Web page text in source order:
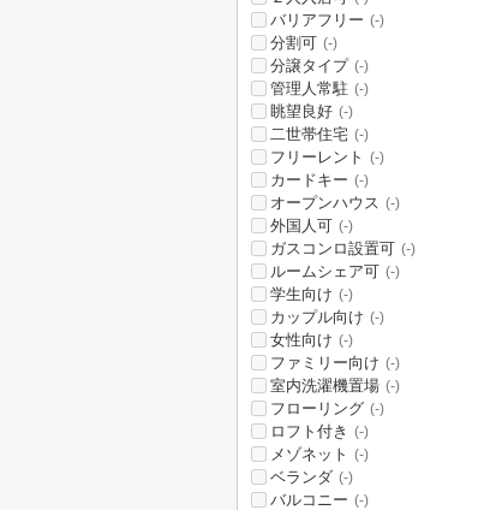
バリアフリー (-)
分割可 (-)
分譲タイプ (-)
管理人常駐 (-)
眺望良好 (-)
二世帯住宅 (-)
フリーレント (-)
カードキー (-)
オープンハウス (-)
外国人可 (-)
ガスコンロ設置可 (-)
ルームシェア可 (-)
学生向け (-)
カップル向け (-)
女性向け (-)
ファミリー向け (-)
室内洗濯機置場 (-)
フローリング (-)
ロフト付き (-)
メゾネット (-)
ベランダ (-)
バルコニー (-)